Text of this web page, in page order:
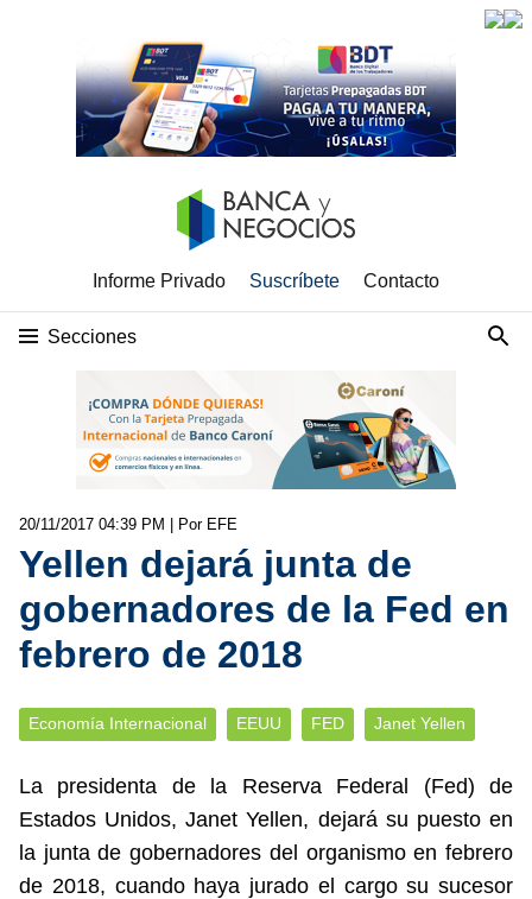
Informe Privado Suscríbete Contacto
Secciones
20/11/2017 04:39 PM | Por EFE
Yellen dejará junta de
gobernadores de la Fed en
febrero de 2018
Economía Internacional EEUU FED Janet Yellen
La presidenta de la Reserva Federal (Fed) de
Estados Unidos, Janet Yellen, dejará su puesto en
la junta de gobernadores del organismo en febrero
de 2018, cuando haya jurado el cargo su sucesor